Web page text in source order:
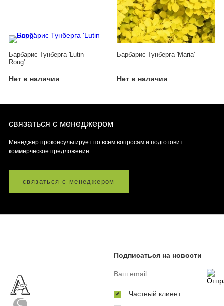
Барбарис Тунберга 'Lutin
Roug'
Нет в наличии
Барбарис Тунберга 'Maria'
Нет в наличии
связаться с менеджером
Менеджер проконсультирует по всем вопросам и подготовит
коммерческое предложение
связаться с менеджером
Подписаться на новости
Частный клиент